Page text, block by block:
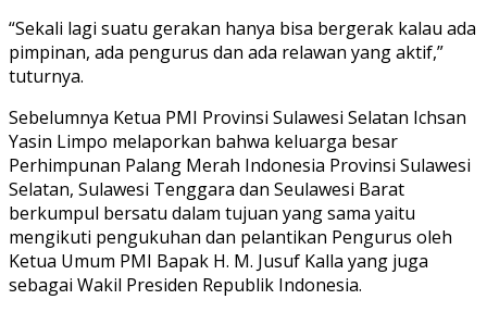
“Sekali lagi suatu gerakan hanya bisa bergerak kalau ada
pimpinan, ada pengurus dan ada relawan yang aktif,”
tuturnya.
Sebelumnya Ketua PMI Provinsi Sulawesi Selatan Ichsan
Yasin Limpo melaporkan bahwa keluarga besar
Perhimpunan Palang Merah Indonesia Provinsi Sulawesi
Selatan, Sulawesi Tenggara dan Seulawesi Barat
berkumpul bersatu dalam tujuan yang sama yaitu
mengikuti pengukuhan dan pelantikan Pengurus oleh
Ketua Umum PMI Bapak H. M. Jusuf Kalla yang juga
sebagai Wakil Presiden Republik Indonesia.